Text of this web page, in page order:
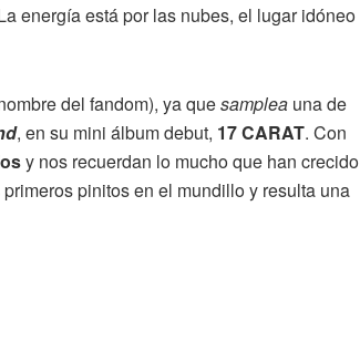
energía está por las nubes, el lugar idóneo
del fandom), ya quesamplea una de
, en su mini álbum debut, 17 CARAT. Con
y nos recuerdan lo mucho que han crecido
pinitos en el mundillo y resulta una